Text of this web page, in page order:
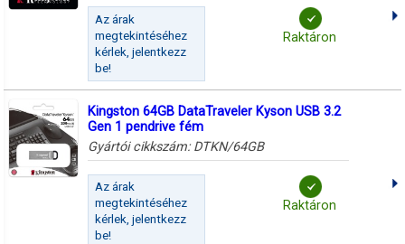
Az árak
megtekintéséhez
kérlek, jelentkezz
be!
Raktáron
Kingston 64GB DataTraveler Kyson USB 3.2
Gen 1 pendrive fém
Gyártói cikkszám: DTKN/64GB
Az árak
megtekintéséhez
kérlek, jelentkezz
be!
Raktáron